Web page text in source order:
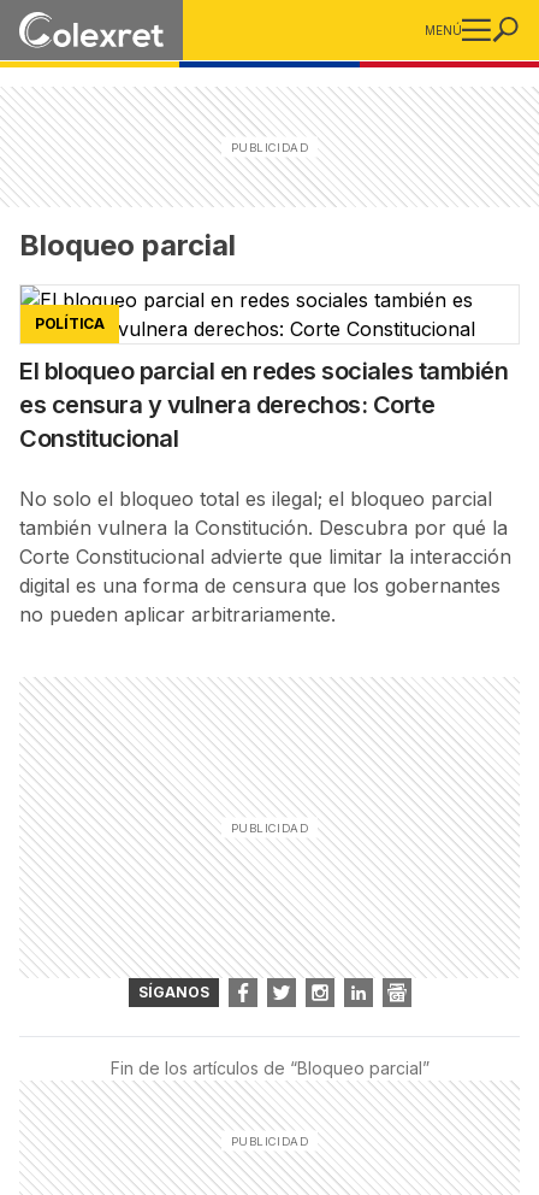
MENÚ
Bloqueo parcial
POLÍTICA
El bloqueo parcial en redes sociales también
es censura y vulnera derechos: Corte
Constitucional
No solo el bloqueo total es ilegal; el bloqueo parcial
también vulnera la Constitución. Descubra por qué la
Corte Constitucional advierte que limitar la interacción
digital es una forma de censura que los gobernantes
no pueden aplicar arbitrariamente.
SÍGANOS
Fin de los artículos de “Bloqueo parcial”